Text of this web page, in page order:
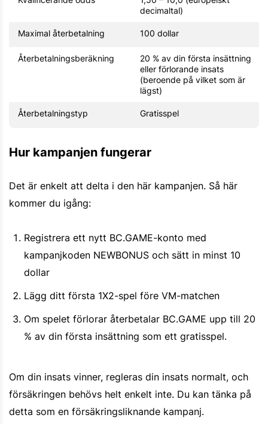
decimaltal)
Maximal återbetalning 100 dollar
Återbetalningsberäkning
20 % av din första insättning
eller förlorande insats
(beroende på vilket som är
lägst)
Återbetalningstyp Gratisspel
Hur kampanjen fungerar
Det är enkelt att delta i den här kampanjen. Så här
kommer du igång:
Registrera ett nytt BC.GAME-konto med
kampanjkoden NEWBONUS och sätt in minst 10
dollar
Lägg ditt första 1X2-spel före VM-matchen
Om spelet förlorar återbetalar BC.GAME upp till 20
% av din första insättning som ett gratisspel.
Om din insats vinner, regleras din insats normalt, och
försäkringen behövs helt enkelt inte. Du kan tänka på
detta som en försäkringsliknande kampanj.